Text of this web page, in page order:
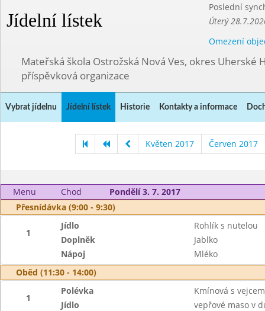
Jídelní lístek
Poslední
Úterý
Omezení
Mateřská škola Ostrožská Nová Ves, okres Uherské
příspěvková organizace
Vybrat jídelnu Jídelní lístek Historie Kontakty a informace
Květen 2017 Červen 2017
Menu Chod
Pondělí 3. 7. 2017
Přesnídávka (9:00 - 9:30)
1
Jídlo
Rohlík s nutelou
Doplněk
Jablko
Nápoj
Mléko
Oběd (11:30 - 14:00)
1
Polévka
Kmínová s vejcem
Jídlo
vepřové maso v